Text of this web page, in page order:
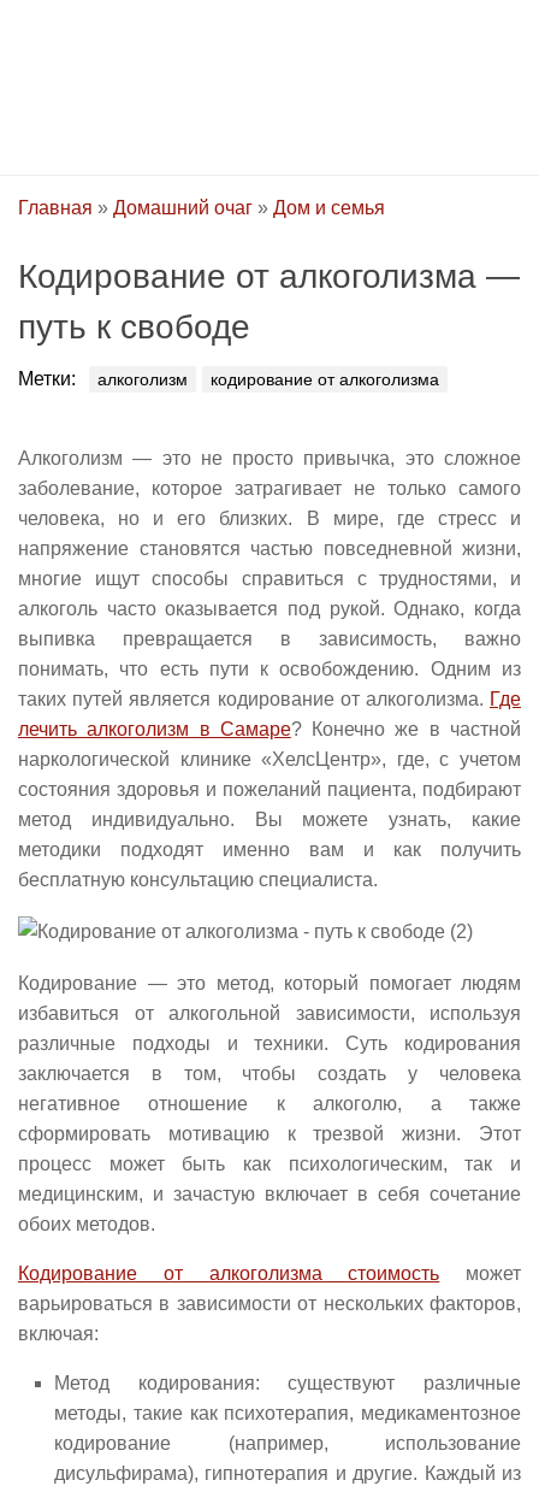
Главная » Домашний очаг » Дом и семья
Кодирование от алкоголизма —
путь к свободе
Метки: алкоголизм кодирование от алкоголизма
Алкоголизм — это не просто привычка, это сложное
заболевание, которое затрагивает не только самого
человека, но и его близких. В мире, где стресс и
напряжение становятся частью повседневной жизни,
многие ищут способы справиться с трудностями, и
алкоголь часто оказывается под рукой. Однако, когда
выпивка превращается в зависимость, важно
понимать, что есть пути к освобождению. Одним из
таких путей является кодирование от алкоголизма. Где
лечить алкоголизм в Самаре? Конечно же в частной
наркологической клинике «ХелсЦентр», где, с учетом
состояния здоровья и пожеланий пациента, подбирают
метод индивидуально. Вы можете узнать, какие
методики подходят именно вам и как получить
бесплатную консультацию специалиста.
Кодирование — это метод, который помогает людям
избавиться от алкогольной зависимости, используя
различные подходы и техники. Суть кодирования
заключается в том, чтобы создать у человека
негативное отношение к алкоголю, а также
сформировать мотивацию к трезвой жизни. Этот
процесс может быть как психологическим, так и
медицинским, и зачастую включает в себя сочетание
обоих методов.
Кодирование от алкоголизма стоимость может
варьироваться в зависимости от нескольких факторов,
включая:
Метод кодирования: существуют различные
методы, такие как психотерапия, медикаментозное
кодирование (например, использование
дисульфирама), гипнотерапия и другие. Каждый из